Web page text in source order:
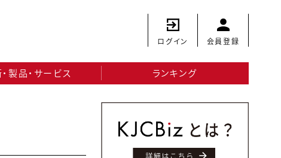
ログイン 会員登録
製品・サービス ランキング